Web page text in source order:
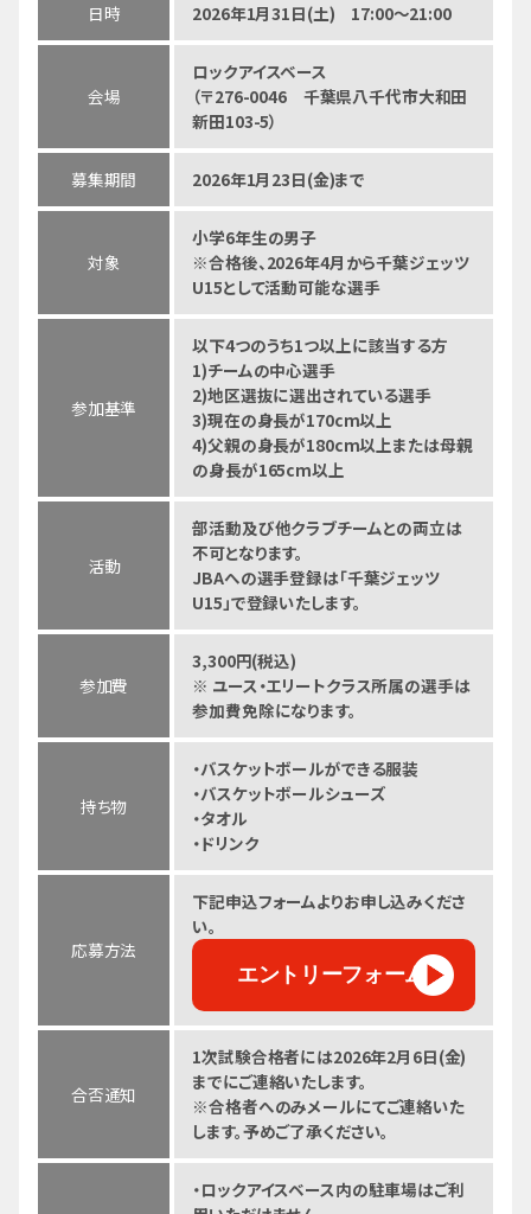
日時 2026年1月31日(土) 17:00～21:00
会場
ロックアイスベース
（〒276-0046 千葉県八千代市大和田
新田103-5）
募集期間 2026年1月23日(金)まで
対象
小学6年生の男子
※合格後、2026年4月から千葉ジェッツ
U15として活動可能な選手
参加基準
以下4つのうち1つ以上に該当する方
1)チームの中心選手
2)地区選抜に選出されている選手
3)現在の身長が170cm以上
4)父親の身長が180cm以上または母親
の身長が165cm以上
活動
部活動及び他クラブチームとの両立は
不可となります。
JBAへの選手登録は「千葉ジェッツ
U15」で登録いたします。
参加費
3,300円(税込)
※ ユース・エリートクラス所属の選手は
参加費免除になります。
持ち物
・バスケットボールができる服装
・バスケットボールシューズ
・タオル
・ドリンク
応募方法
下記申込フォームよりお申し込みくださ
い。
エントリーフォーム
合否通知
1次試験合格者には2026年2月6日(金)
までにご連絡いたします。
※合格者へのみメールにてご連絡いた
します。予めご了承ください。
・ロックアイスベース内の駐車場はご利